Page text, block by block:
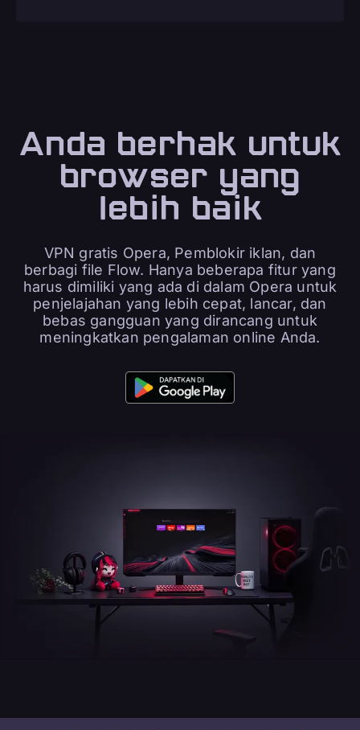
Anda berhak untuk
browser yang
lebih baik
VPN gratis Opera, Pemblokir iklan, dan
berbagi file Flow. Hanya beberapa fitur yang
harus dimiliki yang ada di dalam Opera untuk
penjelajahan yang lebih cepat, lancar, dan
bebas gangguan yang dirancang untuk
meningkatkan pengalaman online Anda.